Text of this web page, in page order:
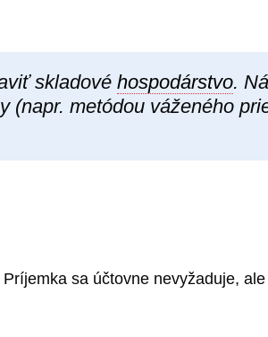
skladové hospodárstvo.
(napr. metódou váženého
sa účtovne nevyžaduje,